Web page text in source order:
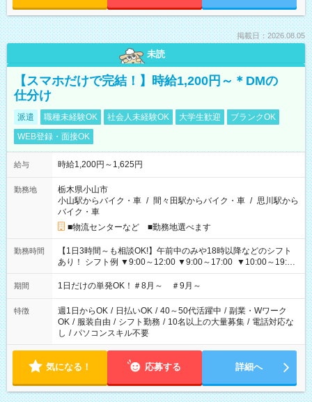
掲載日：2026.08.05
未読
【スマホだけで完結！】時給1,200円～＊DMの
仕分け
派遣 職種未経験OK 社会人未経験OK 大学生歓迎
ブランクOK
WEB登録・面接OK
給与 時給1,200円～1,625円
勤務地
栃木県小山市
小山駅からバイク・車 / 間々田駅からバイク・車 / 思川駅から
バイク・車
■物流センターなど ■勤務地選べます
勤務時間
【1日3時間～も相談OK!】午前中のみや18時以降などのシフト
あり！ シフト例 ▼9:00～12:00 ▼9:00～17:00 ▼10:00～19:00
▼18:00～21:00
期間 1日だけの単発OK！＃8月～ ＃9月～
特徴 週1日からOK / 日払いOK / 40～50代活躍中 / 副業・Wワーク
OK / 服装自由 / シフト勤務 / 10名以上の大量募集 / 電話対応な
し / パソコンスキル不要
気になる！ 応募する 詳細へ